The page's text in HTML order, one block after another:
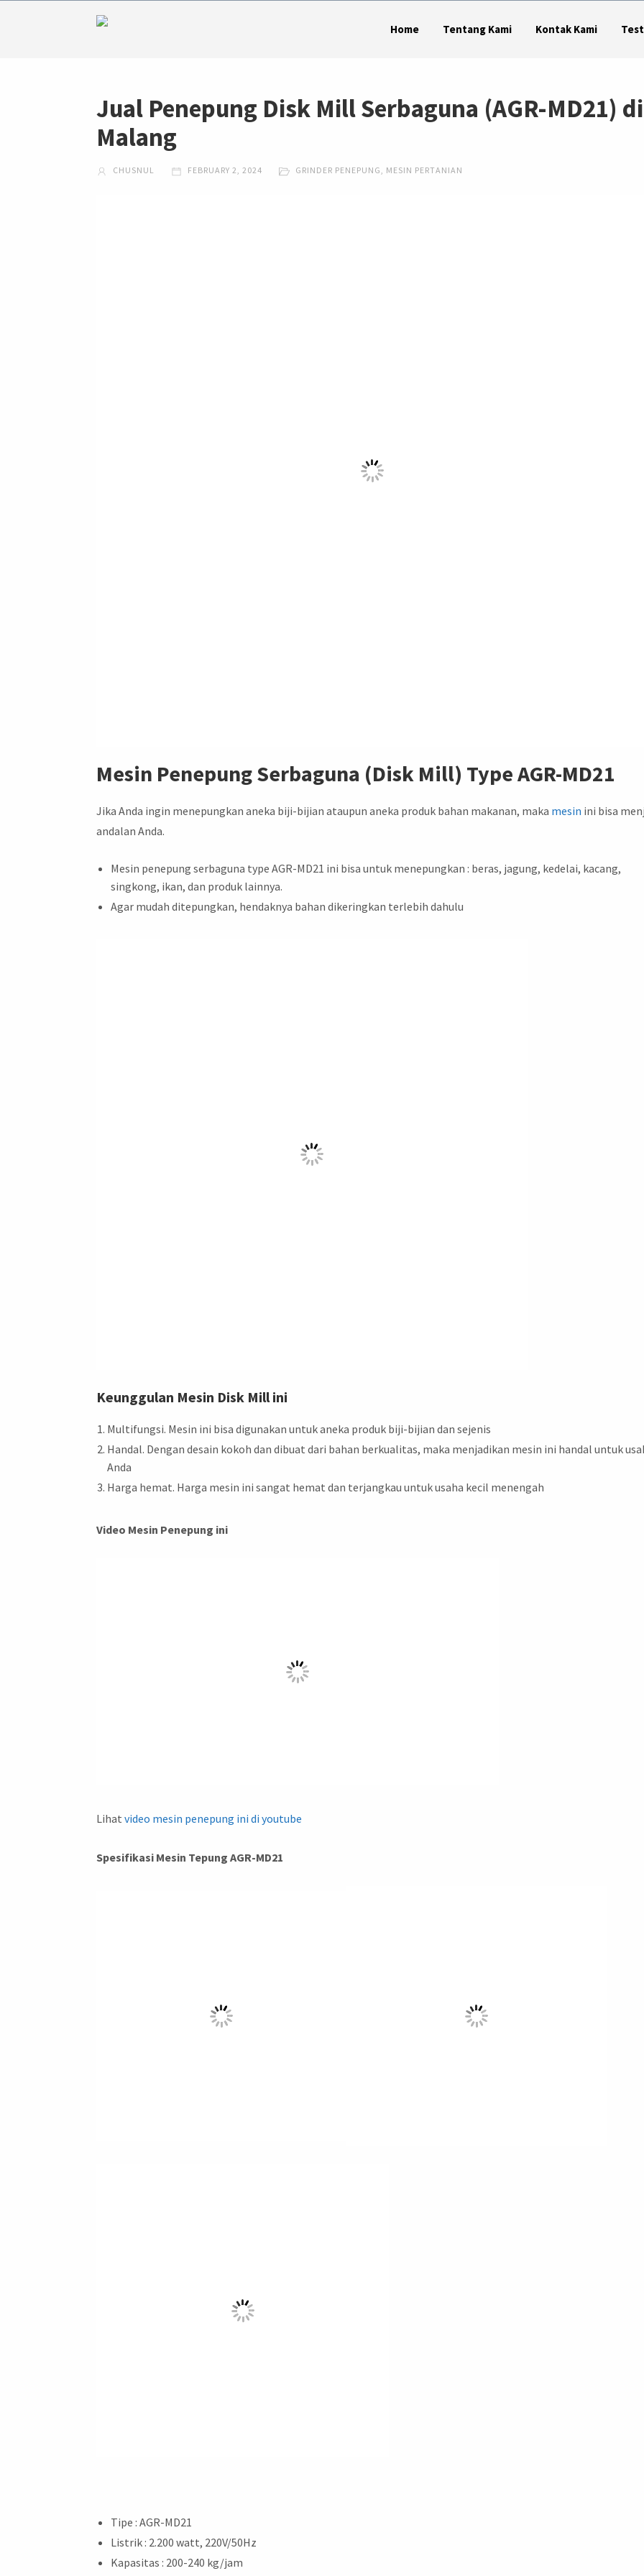
Home Tentang Kami Kontak Kami
Jual Penepung Disk Mill Serbaguna (AGR-MD21) di
Malang
CHUSNUL FEBRUARY 2, 2024 GRINDER PENEPUNG, MESIN PERTANIAN
Mesin Penepung Serbaguna (Disk Mill) Type AGR-MD21
Jika Anda ingin menepungkan aneka biji-bijian ataupun aneka produk bahan makanan, maka mesin ini bisa
andalan Anda.
Mesin penepung serbaguna type AGR-MD21 ini bisa untuk menepungkan : beras, jagung, kedelai, kacang,
singkong, ikan, dan produk lainnya.
Agar mudah ditepungkan, hendaknya bahan dikeringkan terlebih dahulu
Keunggulan Mesin Disk Mill ini
Multifungsi. Mesin ini bisa digunakan untuk aneka produk biji-bijian dan sejenis
Handal. Dengan desain kokoh dan dibuat dari bahan berkualitas, maka menjadikan mesin ini handal untuk
Anda
Harga hemat. Harga mesin ini sangat hemat dan terjangkau untuk usaha kecil menengah
Video Mesin Penepung ini
Lihatvideo mesin penepung ini di youtube
Spesifikasi Mesin Tepung AGR-MD21
Tipe : AGR-MD21
Listrik : 2.200 watt, 220V/50Hz
Kapasitas : 200-240 kg/jam